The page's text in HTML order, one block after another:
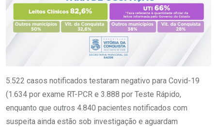
5.522 casos notificados testaram negativo para Covid-19
(1.634 por exame RT-PCR e 3.888 por Teste Rápido,
enquanto que outros 4.840 pacientes notificados com
suspeita ainda estão sob investigação e aguardam